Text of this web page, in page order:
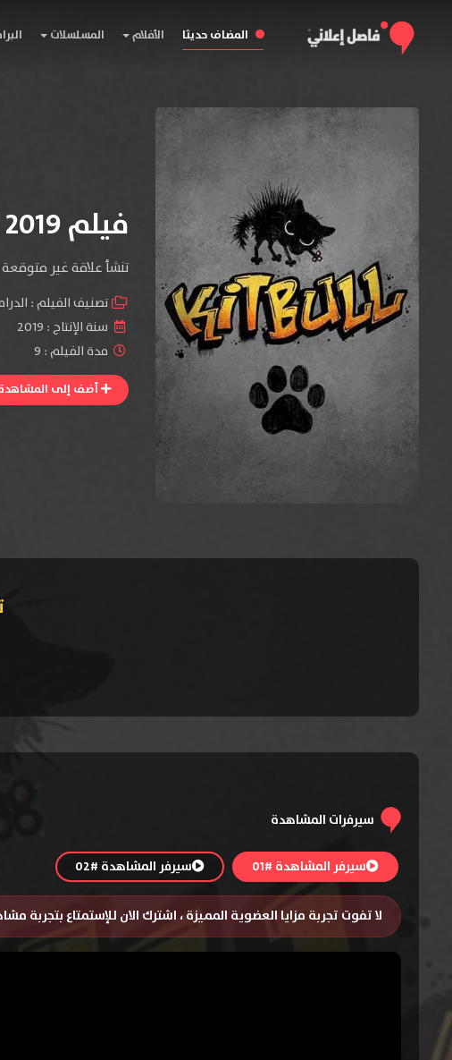
المضاف حديثا الأفلام المسلسلات
فيلم Kitbull 2019
تنشأ علاقة غير
تصنيف الفيلم :
سنة الإنتاج : 2019
مدة الفيلم : 9
أضف إلى المشاهدة
سيرفرات المشاهدة
سيرفر المشاهدة #01 سيرفر المشاهدة #02
لا تفوت تجربة مزايا العضوية المميزة ، اشترك الان للإستمتاع بتجربة